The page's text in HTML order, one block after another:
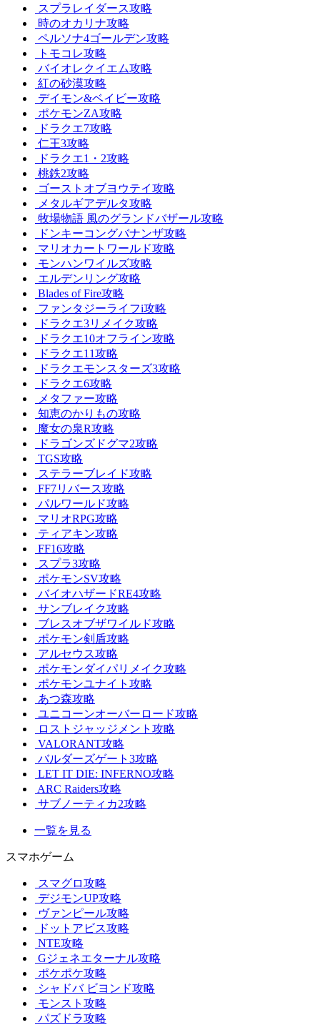
スプラレイダース攻略
時のオカリナ攻略
ペルソナ4ゴールデン攻略
トモコレ攻略
バイオレクイエム攻略
紅の砂漠攻略
デイモン&ベイビー攻略
ポケモンZA攻略
ドラクエ7攻略
仁王3攻略
ドラクエ1・2攻略
桃鉄2攻略
ゴーストオブヨウテイ攻略
メタルギアデルタ攻略
牧場物語 風のグランドバザール攻略
ドンキーコングバナンザ攻略
マリオカートワールド攻略
モンハンワイルズ攻略
エルデンリング攻略
Blades of Fire攻略
ファンタジーライフi攻略
ドラクエ3リメイク攻略
ドラクエ10オフライン攻略
ドラクエ11攻略
ドラクエモンスターズ3攻略
ドラクエ6攻略
メタファー攻略
知恵のかりもの攻略
魔女の泉R攻略
ドラゴンズドグマ2攻略
TGS攻略
ステラーブレイド攻略
FF7リバース攻略
パルワールド攻略
マリオRPG攻略
ティアキン攻略
FF16攻略
スプラ3攻略
ポケモンSV攻略
バイオハザードRE4攻略
サンブレイク攻略
ブレスオブザワイルド攻略
ポケモン剣盾攻略
アルセウス攻略
ポケモンダイパリメイク攻略
ポケモンユナイト攻略
あつ森攻略
ユニコーンオーバーロード攻略
ロストジャッジメント攻略
VALORANT攻略
バルダーズゲート3攻略
LET IT DIE: INFERNO攻略
ARC Raiders攻略
サブノーティカ2攻略
一覧を見る
スマホゲーム
スマグロ攻略
デジモンUP攻略
ヴァンピール攻略
ドットアビス攻略
NTE攻略
Gジェネエターナル攻略
ポケポケ攻略
シャドバ ビヨンド攻略
モンスト攻略
パズドラ攻略